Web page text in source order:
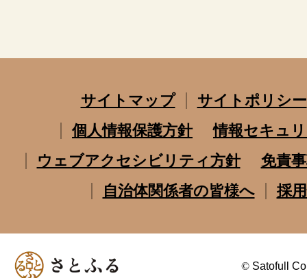
サイトマップ
サイトポリシー
個人情報保護方針
情報セキュ
ウェブアクセシビリティ方針
免責
自治体関係者の皆様へ
採
© Satofull